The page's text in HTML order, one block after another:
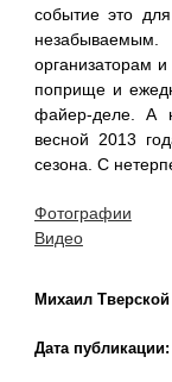
событие это
организаторам
поприще и
файер-деле. А
весной 2013
сезона. С
Фотографии
Видео
Михаил Тверской
Дата публикации: